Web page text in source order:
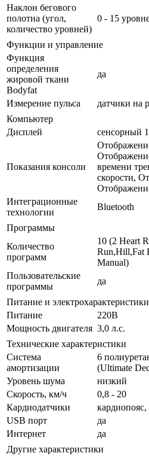
Наклон бегового
полотна (угол,
количество уровней)
0 - 15
Функции и управление
Функция
определения
жировой ткани
Bodyfat
да
Измерение пульса
датчики на
Компьютер
Дисплей
сенсорный
Показания консоли
времени
скорости,
Интеграционные
технологии
Bluetooth
Программы
Количество
программ
10 (2 Heart
Run,Hill,Fat
Manual)
Пользовательские
программы
да
Питание и электрохарактеристики
Питание
220В
Мощность двигателя 3,0 л.с.
Технические характеристики
Система
амортизации
6
(Ultimate
Уровень шума
низкий
Скорость, км/ч
0,8 - 20
Кардиодатчики
USB порт
да
Интернет
да
Другие характеристики